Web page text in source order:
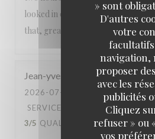
» sont
D'autres
votre
navigation,
proposer
avec les
publicités
Cliquez
refuser » ou
vos
looked in our direction for a good
that, great ambiance and the rest
Jean-yves
2026-07-29
- 19:30 -
SERVICE
AMBIANCE: 5 /5
3/5 QUALITÉ / PRIX: 3/5